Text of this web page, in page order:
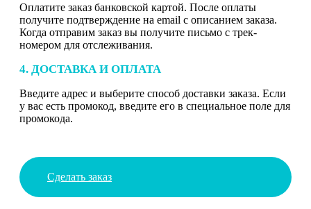
Оплатите заказ банковской картой. После оплаты
получите подтверждение на email с описанием заказа.
Когда отправим заказ вы получите письмо с трек-
номером для отслеживания.
4. ДОСТАВКА И ОПЛАТА
Введите адрес и выберите способ доставки заказа. Если
у вас есть промокод, введите его в специальное поле для
промокода.
Сделать заказ